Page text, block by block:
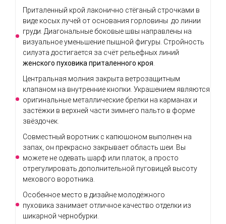
Приталенный крой лаконично стёганый строчками в
виде косых лучей от основания горловины до линии
груди. Диагональные боковые швы направлены на
визуальное уменьшение пышной фигуры. Стройность
силуэта достигается за счёт рельефных линий
женского пуховика приталенного кроя
Центральная молния закрыта ветрозащитным
клапаном на внутренние кнопки. Украшением являются
оригинальные металлические брелки на карманах и
застёжки в верхней части зимнего пальто в форме
звёздочек.
Совместный воротник с капюшоном выполнен на
запах, он прекрасно закрывает область шеи. Вы
можете не одевать шарф или платок, а просто
отрегулировать дополнительной пуговицей высоту
мехового воротника.
Особенное место в дизайне молодёжного
пуховика занимает отличное качество отделки из
шикарной чернобурки.